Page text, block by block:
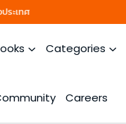
ระเทศ
Categories
Careers